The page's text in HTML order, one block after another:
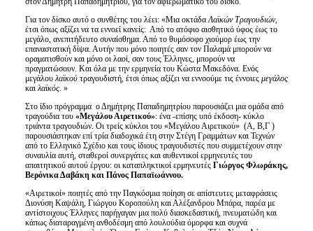
Για τον δίσκο αυτό ο συνθέτης του λέει: «Μια οκτάδαΛαϊκών Τραγουδιών,
έτσι όπως αξίζει να τα εννοεί κανείς: Από το ατόφιο αισθητικό ύφος έως το
μεγάλο, ανεπιτήδευτο συναίσθημα. Από το θυμόσοφο χιούμορ έως την
επαναστατική δίψα. Αυτήν που μόνο ποιητές σαν τον Παλαμά μπορούν να
οραματισθούν και μόνο οι λαοί, σαν τους Έλληνες, μπορούν να
πραγματώσουν. Και όλα με την ερμηνεία του Κώστα Μακεδόνα. Ενός
μεγάλουλαϊκούτραγουδιστή, έτσι όπως αξίζει να εννοούμε τις έννοιες μεγάλος
καιλαϊκός. »
Στο ίδιο πρόγραμμα ο Δημήτρης Παπαδημητρίου παρουσιάζει μια ομάδα από
τραγούδια του «Μεγάλου Αιρετικού»: ένα -επίσης υπό έκδοση- κύκλο
τριάντα τραγουδιών. Οι τρείς κύκλοι του «Μεγάλου Αιρετικού» (Α, Β,Γ )
παρουσιάστηκαν επί τρία διαδοχικά έτη στην Στέγη Γραμμάτων και Τεχνών
από το Ελληνικό Σχέδιο και τους ίδιους τραγουδιστές που συμμετέχουν στην
συναυλία αυτή, σταθεροί συνεργάτες και αυθεντικοί ερμηνευτές του
απαιτητικού αυτού έργου: οι καταπληκτικοί ερμηνευτές Γιώργος Φλωράκης,
Βερόνικα Δαβάκη και Πάνος Παπαϊωάννου.
«Αιρετικοί» ποιητές από την Παγκόσμια ποίηση σε απίστευτες μεταφράσεις
Διονύση Καψάλη, Γιώργου Κοροπούλη και Αλέξανδρου Μπάρα, παρέα με
αντίστοιχους Έλληνες παρήγαγαν μια πολύ διασκεδαστική, πνευματώδη και
κάπως διαταραγμένη ανθοδέσμη από λουλούδια όμορφα και συχνά